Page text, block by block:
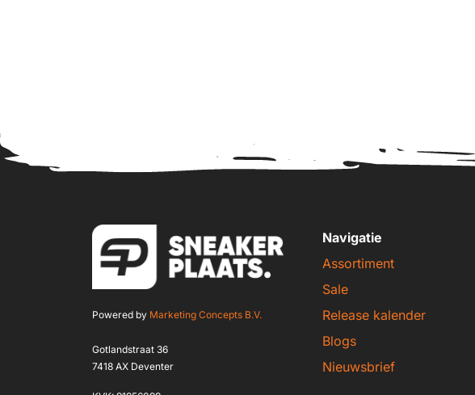
Powered by Marketing Concepts B.V.
Gotlandstraat 36
7418 AX Deventer
Navigatie
Assortiment
Sale
Release kalender
Blogs
Nieuwsbrief